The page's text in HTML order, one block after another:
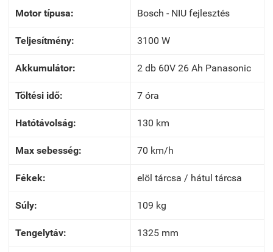
Motor típusa: Bosch - NIU fejlesztés
Teljesítmény: 3100 W
Akkumulátor: 2 db 60V 26 Ah Panasonic
Töltési idő: 7 óra
Hatótávolság: 130 km
Max sebesség: 70 km/h
Fékek: elöl tárcsa / hátul tárcsa
Súly: 109 kg
Tengelytáv: 1325 mm